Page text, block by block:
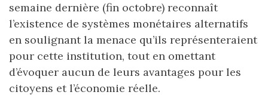
semaine dernière (fin octobre) reconnaît
l’existence de systèmes monétaires alternatifs
en soulignant la menace qu’ils représenteraient
pour cette institution, tout en omettant
d’évoquer aucun de leurs avantages pour les
citoyens et l’économie réelle.